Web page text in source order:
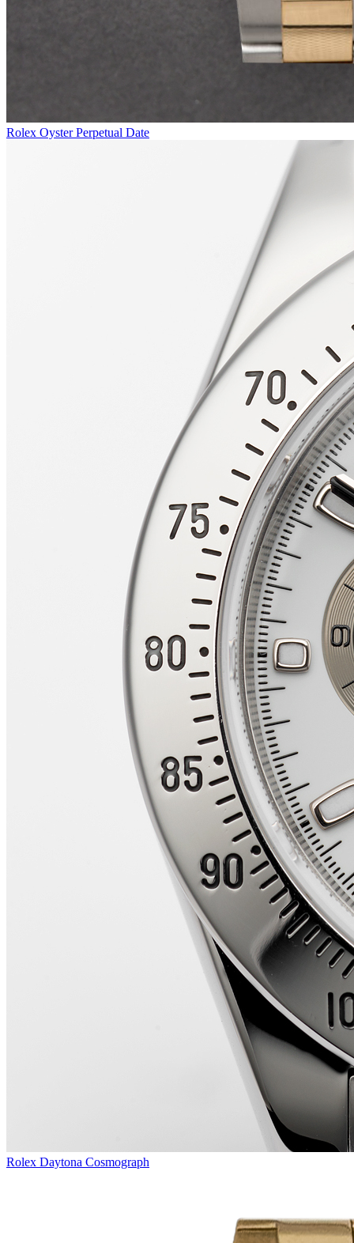
Rolex Oyster Perpetual Date
Rolex Daytona Cosmograph